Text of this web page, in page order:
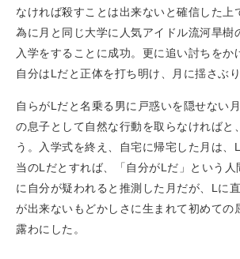
なければ殺すことは出来ないと確信した上
為に月と同じ大学に人気アイドル流河旱樹
入学をすることに成功。更に追い討ちをか
自分はLだと正体を打ち明け、月に揺さぶり
自らがLだと名乗る男に戸惑いを隠せない
の息子として自然な行動を取らなければと
う。入学式を終え、自宅に帰宅した月は、
当のLだとすれば、「自分がLだ」という
に自分が疑われると推測した月だが、Lに
が出来ないもどかしさに生まれて初めての
露わにした。